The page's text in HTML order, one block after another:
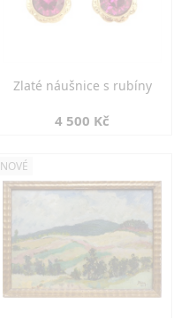
Zlaté náušnice s rubíny
4 500 Kč
NOVÉ